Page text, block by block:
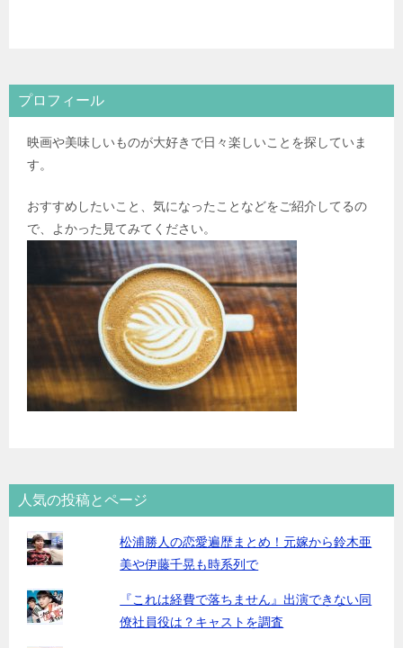
プロフィール
映画や美味しいものが大好きで日々楽しいことを探していま
す。
おすすめしたいこと、気になったことなどをご紹介してるの
で、よかった見てみてください。
人気の投稿とページ
松浦勝人の恋愛遍歴まとめ！元嫁から鈴木亜
美や伊藤千晃も時系列で
『これは経費で落ちません』出演できない同
僚社員役は？キャストを調査